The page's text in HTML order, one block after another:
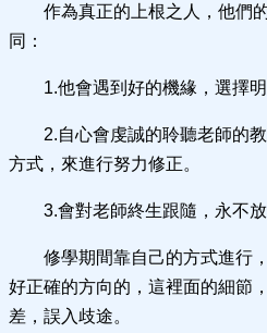
作為真正的上根之人，他們
同：
1.他會遇到好的機緣，選擇
2.自心會虔誠的聆聽老師的
方式，來進行努力修正。
3.會對老師終生跟隨，永不放
修學期間靠自己的方式進行
好正確的方向的，這裡面的細節
差，誤入歧途。